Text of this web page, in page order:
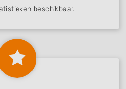
beschikbaar.
content
information